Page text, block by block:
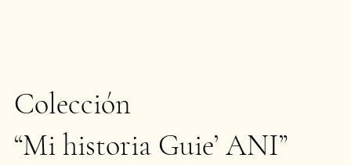
Colección
“Mi historia Guie’ ANI”